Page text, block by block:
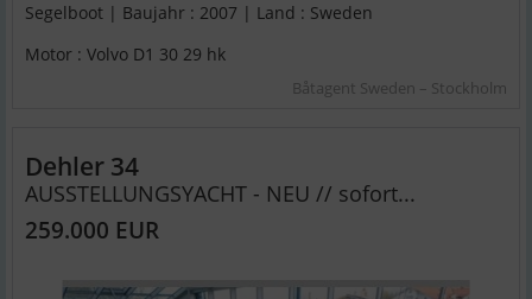
Segelboot | Baujahr : 2007 | Land : Sweden
Motor : Volvo D1 30 29 hk
Båtagent Sweden – Stockholm
Dehler 34
AUSSTELLUNGSYACHT - NEU // sofort...
259.000 EUR